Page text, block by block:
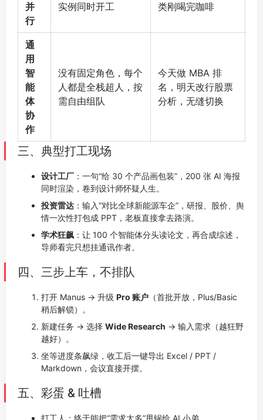
并
行
实例同时开工
类刚喝完咖啡
通
用
智
能
体
协
作
没有固定角色，每个
人都是全栈超人，按
需自由组队
今天做 MBA 排
名，明天改行股票
分析，无缝切换
三、典型打工现场
设计工厂 ：一句“给 30 个产品画包装”，200 张 AI 海报
同时渲染，卷到设计师怀疑人生。
投资雷达 ：输入“对比全球新能源车企”，研报、股价、舆
情一次性打包成 PPT，老板直接拿去路演。
学术狂飙 ：让 100 个智能体分头读论文，再合成综述，
导师看完只想挂通讯作者。
四、三步上车，不排队
打开 Manus → 升级 Pro 账户 （首批开放，Plus/Basic
稍后解锁）。
新建任务 → 选择 Wide Research → 输入需求（越狂野
越好）。
坐等进度条飙绿，收工后一键导出 Excel / PPT /
Markdown，会议直接开摆。
五、彩蛋 & 吐槽